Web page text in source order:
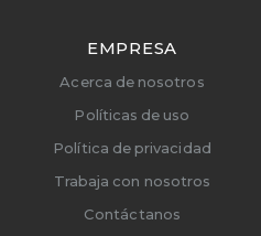
EMPRESA
Acerca de nosotros
Políticas de uso
Política de privacidad
Trabaja con nosotros
Contáctanos